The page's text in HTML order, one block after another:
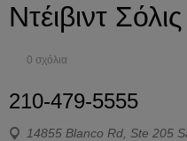
Ντέιβιντ Σόλις
0 σχόλια
210-479-5555
14855 Blanco Rd, Ste 205